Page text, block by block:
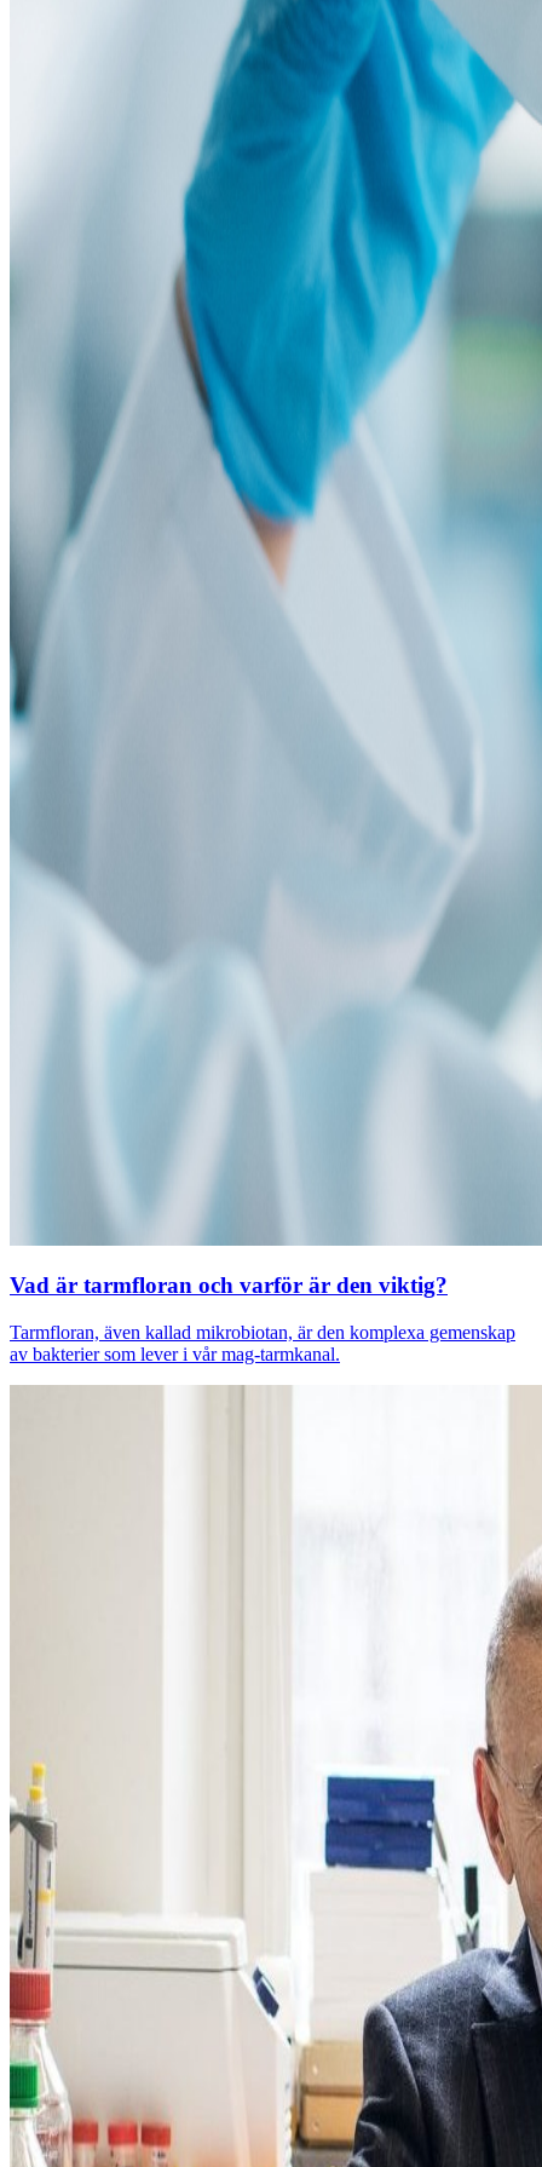
Vad är tarmfloran och varför är den viktig?
Tarmfloran, även kallad mikrobiotan, är den komplexa gemenskap
av bakterier som lever i vår mag-tarmkanal.